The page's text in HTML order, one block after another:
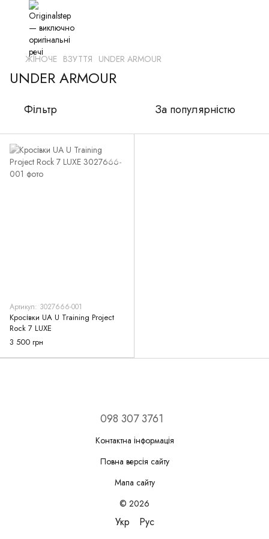
ЖІНОЧЕ ВЗУТТЯ UNDER ARMOUR
UNDER ARMOUR
Фільтр За популярністю
Артикул: 3027666-001
Кросівки UA U Training Project
Rock 7 LUXE
3 500 грн
098 307 3761
Контактна інформація
Повна версія сайту
Мапа сайту
© 2026
Укр Рус